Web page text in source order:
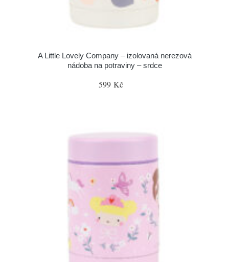
A Little Lovely Company – izolovaná nerezová
nádoba na potraviny – srdce
599 Kč